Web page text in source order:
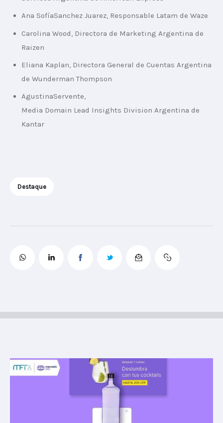
Ana SofíaSanchez Juarez, Responsable Latam de Waze
Carolina Wood, Directora de Marketing Argentina de
Raizen
Eliana Kaplan, Directora General de Cuentas Argentina
de Wunderman Thompson
AgustinaServente,
Media Domain Lead Insights Division Argentina de
Kantar
Destaque